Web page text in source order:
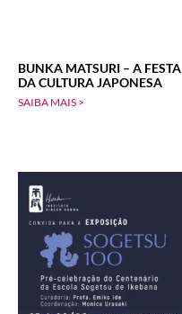
BUNKA MATSURI – A FESTA
DA CULTURA JAPONESA
SAIBA MAIS >